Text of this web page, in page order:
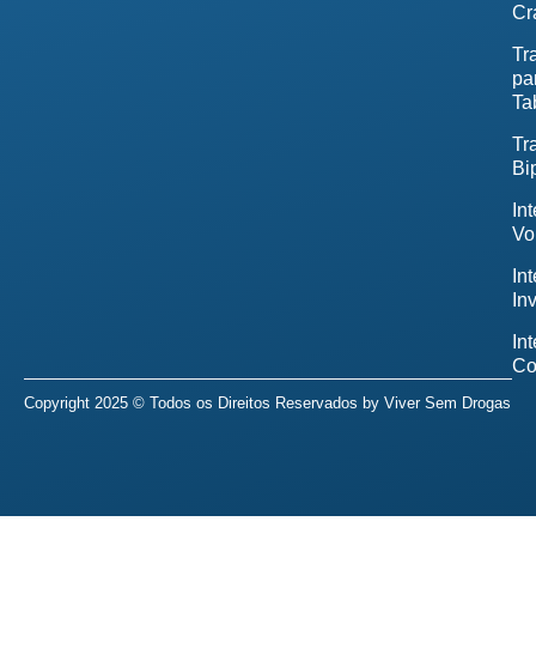
Copyright 2025 © Todos os Direitos Reservados by Viver Sem Drogas